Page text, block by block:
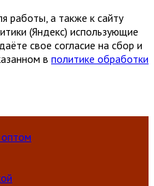
работы, а также к сайту
(Яндекс) использующие
свое согласие на сбор и
в политике обработки